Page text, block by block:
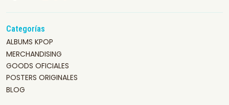
Categorías
ALBUMS KPOP
MERCHANDISING
GOODS OFICIALES
POSTERS ORIGINALES
BLOG